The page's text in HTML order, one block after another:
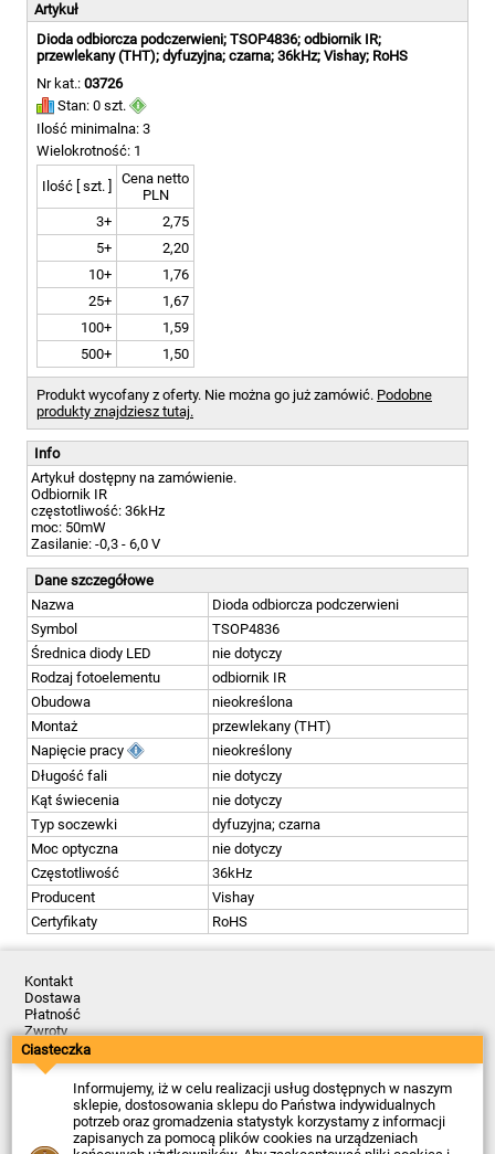
Artykuł
Dioda odbiorcza podczerwieni; TSOP4836; odbiornik IR;
przewlekany (THT); dyfuzyjna; czarna; 36kHz; Vishay; RoHS
Nr kat.: 03726
Stan: 0 szt.
Ilość minimalna: 3
Wielokrotność: 1
Ilość [ szt. ]
Cena netto
PLN
3+
2,75
5+
2,20
10+
1,76
25+
1,67
100+
1,59
500+
1,50
Produkt wycofany z oferty. Nie można go już zamówić. Podobne
produkty znajdziesz tutaj.
Info
Artykuł dostępny na zamówienie.
Odbiornik IR
częstotliwość: 36kHz
moc: 50mW
Zasilanie: -0,3 - 6,0 V
Dane szczegółowe
Nazwa
Dioda odbiorcza podczerwieni
Symbol
TSOP4836
Średnica diody LED
nie dotyczy
Rodzaj fotoelementu
odbiornik IR
Obudowa
nieokreślona
Montaż
przewlekany (THT)
Napięcie pracy
nieokreślony
Długość fali
nie dotyczy
Kąt świecenia
nie dotyczy
Typ soczewki
dyfuzyjna; czarna
Moc optyczna
nie dotyczy
Częstotliwość
36kHz
Producent
Vishay
Certyfikaty
RoHS
Kontakt
Dostawa
Płatność
Zwroty
Reklamacje
Regulamin
Polityka Prywatności
O Firmie
Data ostatniej aktualizacji: 2026-08-07
© Firma Piekarz Sp. z o.o. 2000-2026
Ciasteczka
Informujemy, iż w celu realizacji usług dostępnych w naszym
sklepie, dostosowania sklepu do Państwa indywidualnych
potrzeb oraz gromadzenia statystyk korzystamy z informacji
zapisanych za pomocą plików cookies na urządzeniach